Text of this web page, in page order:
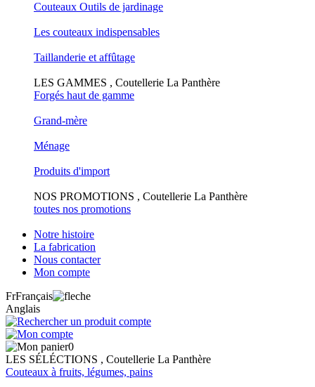
Couteaux Outils de jardinage
Les couteaux indispensables
Taillanderie et affûtage
LES GAMMES , Coutellerie La Panthère
Forgés haut de gamme
Grand-mère
Ménage
Produits d'import
NOS PROMOTIONS , Coutellerie La Panthère
toutes nos promotions
Notre histoire
La fabrication
Nous contacter
Mon compte
FrFrançais
Anglais
0
LES SÉLÉCTIONS , Coutellerie La Panthère
Couteaux à fruits, légumes, pains